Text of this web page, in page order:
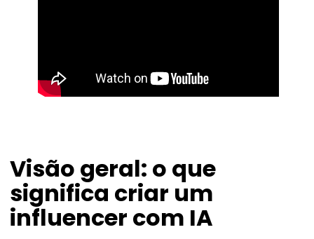
Visão geral: o que
significa criar um
influencer com IA